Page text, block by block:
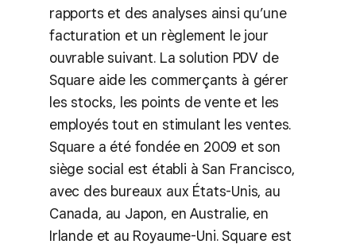
rapports et des analyses ainsi qu’une
facturation et un règlement le jour
ouvrable suivant. La solution PDV de
Square aide les commerçants à gérer
les stocks, les points de vente et les
employés tout en stimulant les ventes.
Square a été fondée en 2009 et son
siège social est établi à San Francisco,
avec des bureaux aux États-Unis, au
Canada, au Japon, en Australie, en
Irlande et au Royaume-Uni. Square est